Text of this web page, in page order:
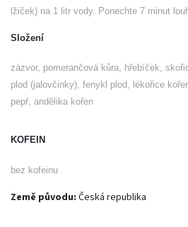
lžiček) na 1 litr vody. Ponechte 7 minut
Složení
zázvor, pomerančová kůra, hřebíček,
plod (jalovčinky), fenykl plod, lékořice
pepř, andělika kořen
KOFEIN
bez kofeinu
Země původu: Česká republika